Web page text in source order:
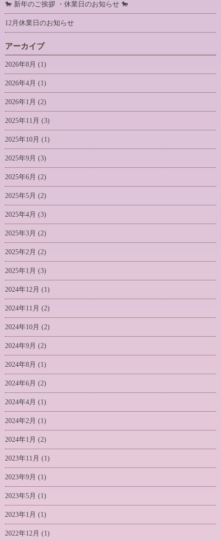
🐎 新年のご挨拶 ・休業日のお知らせ 🐎
12月休業日のお知らせ
アーカイブ
2026年8月 (1)
2026年4月 (1)
2026年1月 (2)
2025年11月 (3)
2025年10月 (1)
2025年9月 (3)
2025年6月 (2)
2025年5月 (2)
2025年4月 (3)
2025年3月 (2)
2025年2月 (2)
2025年1月 (3)
2024年12月 (1)
2024年11月 (2)
2024年10月 (2)
2024年9月 (2)
2024年8月 (1)
2024年6月 (2)
2024年4月 (1)
2024年2月 (1)
2024年1月 (2)
2023年11月 (1)
2023年9月 (1)
2023年5月 (1)
2023年1月 (1)
2022年12月 (1)